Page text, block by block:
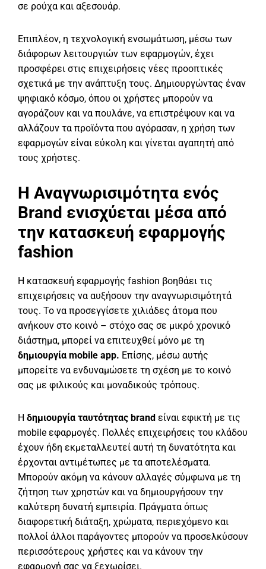
σε ρούχα και αξεσουάρ.
Επιπλέον, η τεχνολογική ενσωμάτωση, μέσω των
διάφορων λειτουργιών των εφαρμογών, έχει
προσφέρει στις επιχειρήσεις νέες προοπτικές
σχετικά με την ανάπτυξη τους. Δημιουργώντας έναν
ψηφιακό κόσμο, όπου οι χρήστες μπορούν να
αγοράζουν και να πουλάνε, να επιστρέψουν και να
αλλάζουν τα προϊόντα που αγόρασαν, η χρήση των
εφαρμογών είναι εύκολη και γίνεται αγαπητή από
τους χρήστες.
Η Αναγνωρισιμότητα ενός
Brand ενισχύεται μέσα από
την κατασκευή εφαρμογής
fashion
Η κατασκευή εφαρμογής fashion βοηθάει τις
επιχειρήσεις να αυξήσουν την αναγνωρισιμότητά
τους. Το να προσεγγίσετε χιλιάδες άτομα που
ανήκουν στο κοινό – στόχο σας σε μικρό χρονικό
διάστημα, μπορεί να επιτευχθεί μόνο με τη
δημιουργία mobile app. Επίσης, μέσω αυτής
μπορείτε να ενδυναμώσετε τη σχέση με το κοινό
σας με φιλικούς και μοναδικούς τρόπους.
Η δημιουργία ταυτότητας brand είναι εφικτή με τις
mobile εφαρμογές. Πολλές επιχειρήσεις του κλάδου
έχουν ήδη εκμεταλλευτεί αυτή τη δυνατότητα και
έρχονται αντιμέτωπες με τα αποτελέσματα.
Μπορούν ακόμη να κάνουν αλλαγές σύμφωνα με τη
ζήτηση των χρηστών και να δημιουργήσουν την
καλύτερη δυνατή εμπειρία. Πράγματα όπως
διαφορετική διάταξη, χρώματα, περιεχόμενο και
πολλοί άλλοι παράγοντες μπορούν να προσελκύσουν
περισσότερους χρήστες και να κάνουν την
εφαρμογή σας να ξεχωρίσει.